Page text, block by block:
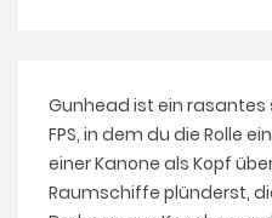
Gunhead ist ein
FPS, in dem du die Rolle
einer Kanone als Kopf
Raumschiffe plünderst,